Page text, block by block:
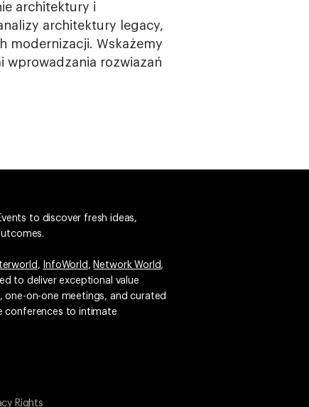
architektury i
architektury legacy,
modernizacji. Wskażemy
wprowadzania rozwiazań
to discover fresh ideas,
, InfoWorld , Network World,
to deliver exceptional value
one-on-one meetings, and curated
conferences to intimate
Rights